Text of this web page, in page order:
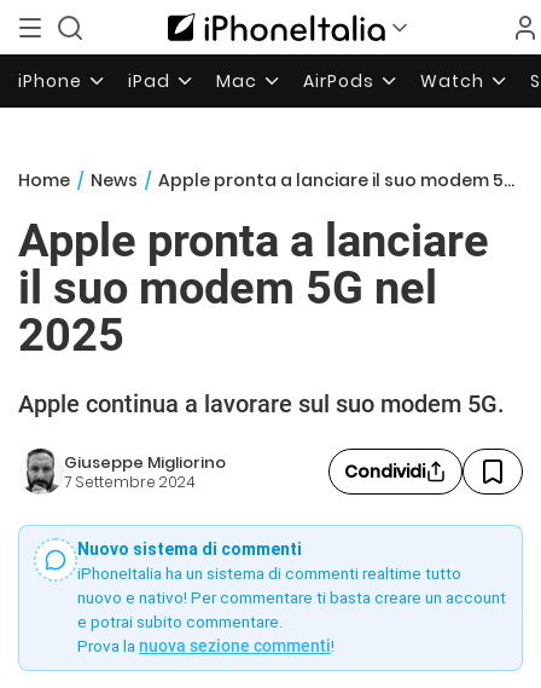
iPhone iPad Mac AirPods Watch
Home / News / Apple pronta a lanciare il suo modem 5G nel 2025
Apple pronta a lanciare
il suo modem 5G nel
2025
Apple continua a lavorare sul suo modem 5G.
Giuseppe Migliorino
7 Settembre 2024 Condividi
Nuovo sistema di commenti
iPhoneItalia ha un sistema di commenti realtime tutto
nuovo e nativo! Per commentare ti basta creare un account
e potrai subito commentare.
Prova la nuova sezione commenti!